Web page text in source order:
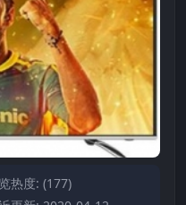
热度: (177)